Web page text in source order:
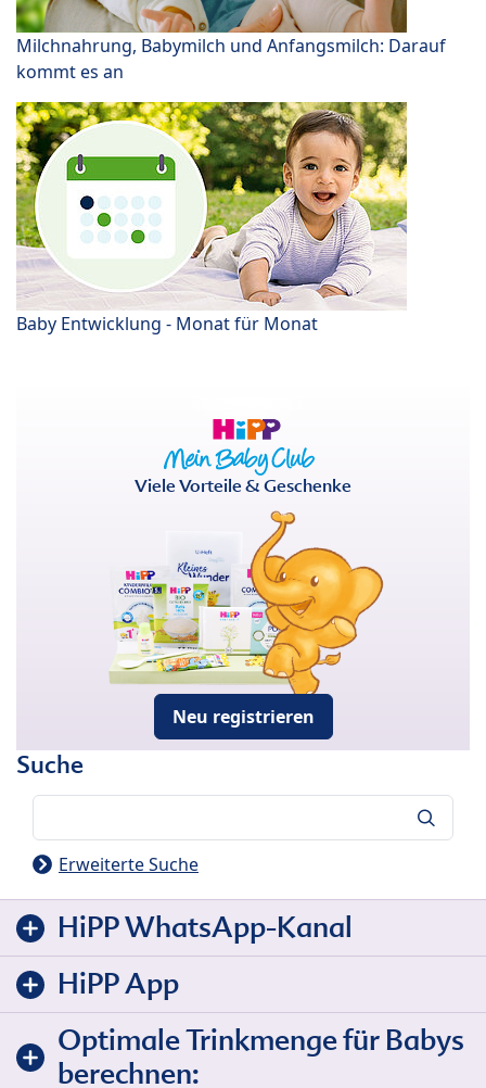
Milchnahrung, Babymilch und Anfangsmilch: Darauf
kommt es an
Baby Entwicklung - Monat für Monat
Viele Vorteile & Geschenke
Neu registrieren
Suche
Erweiterte Suche
HiPP WhatsApp-Kanal
HiPP App
Optimale Trinkmenge für Babys
berechnen: